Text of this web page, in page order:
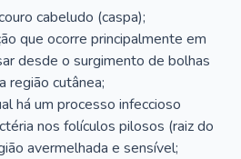
cabeludo (caspa);
que ocorre principalmente em
desde o surgimento de bolhas
região cutânea;
há um processo infeccioso
nos folículos pilosos (raiz do
avermelhada e sensível;